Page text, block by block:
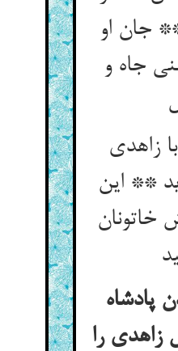
جان او
جاه و
زاهدی
** این
خاتونان
پادشاه
زاهدی را